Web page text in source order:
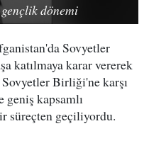
dönemi
Sovyetler
katılmaya karar vererek
Birliği'ne karşı
geniş kapsamlı
süreçten geçiliyordu.